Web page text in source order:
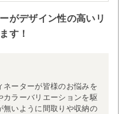
がデザイン性の高いリ
す！
ーターが皆様のお悩みを
ラーバリエーションを駆
いように間取りや収納の